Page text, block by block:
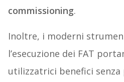
commissioning.
Inoltre, i moderni
l’esecuzione dei FAT
utilizzatrici benefici